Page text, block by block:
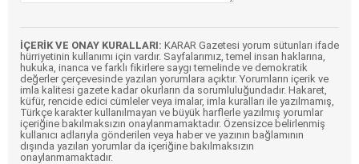
İÇERİK VE ONAY KURALLARI: KARAR Gazetesi yorum sütunları ifade
hürriyetinin kullanımı için vardır. Sayfalarımız, temel insan haklarına,
hukuka, inanca ve farklı fikirlere saygı temelinde ve demokratik
değerler çerçevesinde yazılan yorumlara açıktır. Yorumların içerik ve
imla kalitesi gazete kadar okurların da sorumluluğundadır. Hakaret,
küfür, rencide edici cümleler veya imalar, imla kuralları ile yazılmamış,
Türkçe karakter kullanılmayan ve büyük harflerle yazılmış yorumlar
içeriğine bakılmaksızın onaylanmamaktadır. Özensizce belirlenmiş
kullanıcı adlarıyla gönderilen veya haber ve yazının bağlamının
dışında yazılan yorumlar da içeriğine bakılmaksızın
onaylanmamaktadır.